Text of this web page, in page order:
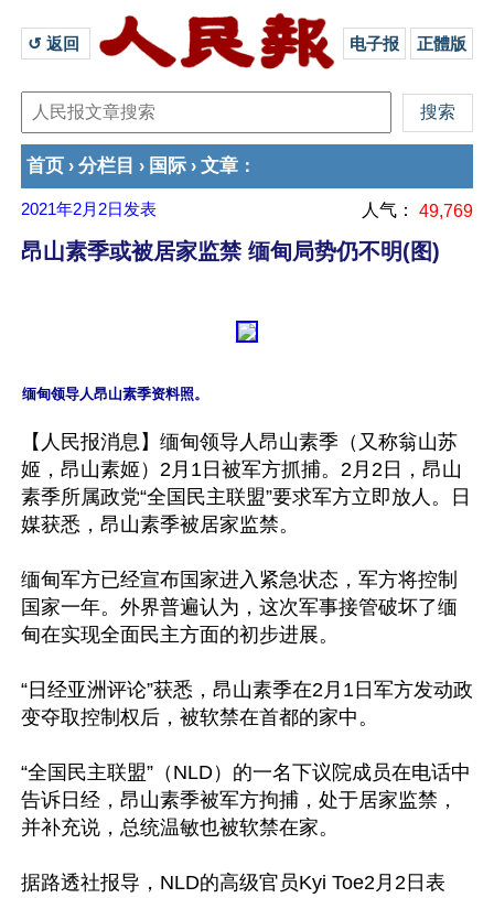
↺ 返回 电子报 正體版
首页 › 分栏目 › 国际 › 文章 ：
2021年2月2日 发表 人气： 49,769
昂山素季或被居家监禁 缅甸局势仍不明(图)
【人民报消息】缅甸领导人昂山素季（又称翁山苏
姬，昂山素姬）2月1日被军方抓捕。2月2日，昂山
素季所属政党“全国民主联盟”要求军方立即放人。日
媒获悉，昂山素季被居家监禁。
缅甸军方已经宣布国家进入紧急状态，军方将控制
国家一年。外界普遍认为，这次军事接管破坏了缅
甸在实现全面民主方面的初步进展。
“日经亚洲评论”获悉，昂山素季在2月1日军方发动政
变夺取控制权后，被软禁在首都的家中。
“全国民主联盟”（NLD）的一名下议院成员在电话中
告诉日经，昂山素季被军方拘捕，处于居家监禁，
并补充说，总统温敏也被软禁在家。
据路透社报导，NLD的高级官员Kyi Toe2月2日表